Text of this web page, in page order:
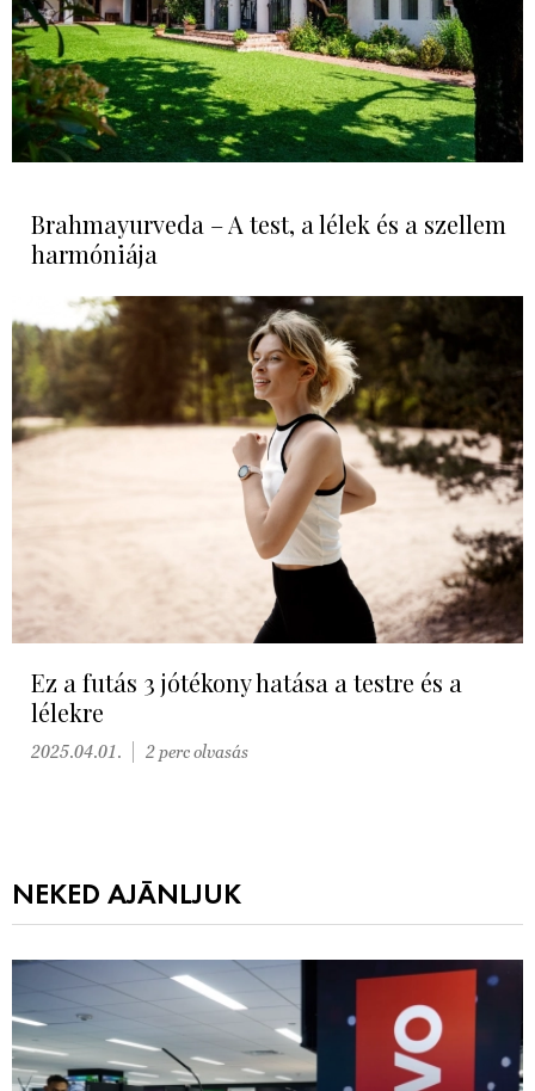
Brahmayurveda – A test, a lélek és a szellem
harmóniája
Ez a futás 3 jótékony hatása a testre és a
lélekre
2025.04.01. 2 perc olvasás
NEKED AJÁNLJUK